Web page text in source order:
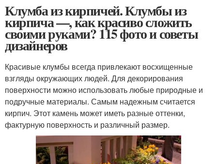
Клумба из кирпичей. Клумбы из
кирпича —, как красиво сложить
своими руками? 115 фото и советы
дизайнеров
Красивые клумбы всегда привлекают восхищенные
взгляды окружающих людей. Для декорирования
поверхности можно использовать любые природные и
подручные материалы. Самым надежным считается
кирпич. Этот камень может иметь разные оттенки,
фактурную поверхность и различный размер.